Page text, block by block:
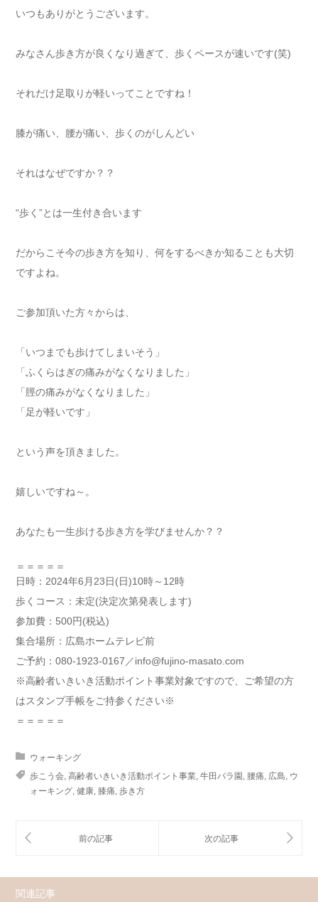
いつもありがとうございます。
みなさん歩き方が良くなり過ぎて、歩くペースが速いです(笑)
それだけ足取りが軽いってことですね！
膝が痛い、腰が痛い、歩くのがしんどい
それはなぜですか？？
“歩く”とは一生付き合います
だからこそ今の歩き方を知り、何をするべきか知ることも大切
ですよね。
ご参加頂いた方々からは、
「いつまでも歩けてしまいそう」
「ふくらはぎの痛みがなくなりました」
「脛の痛みがなくなりました」
「足が軽いです」
という声を頂きました。
嬉しいですね～。
あなたも一生歩ける歩き方を学びませんか？？
＝＝＝＝＝
日時：2024年6月23日(日)10時～12時
歩くコース：未定(決定次第発表します)
参加費：500円(税込)
集合場所：広島ホームテレビ前
ご予約：080-1923-0167／info@fujino-masato.com
※高齢者いきいき活動ポイント事業対象ですので、ご希望の方
はスタンプ手帳をご持参ください※
＝＝＝＝＝
ウォーキング
歩こう会 高齢者いきいき活動ポイント事業 牛田バラ園 腰痛 広島 ウ
ォーキング 健康 膝痛 歩き方
関連記事